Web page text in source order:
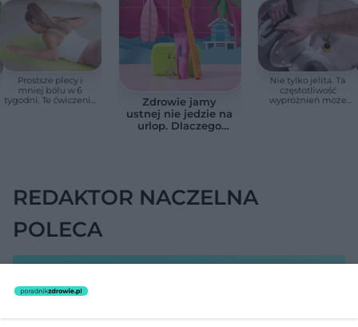
Prostsze plecy i
mniej bólu w 6
tygodni. Te ćwiczenia
Zdrowie jamy
ustnej nie jedzie na
urlop. Dlaczego
Nie tylko jelita. Ta
częstotliwość
wypróżnień może
REDAKTOR NACZELNA
POLECA